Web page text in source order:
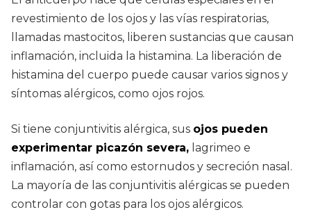
revestimiento de los ojos y las vías respiratorias,
llamadas mastocitos, liberen sustancias que causan
inflamación, incluida la histamina. La liberación de
histamina del cuerpo puede causar varios signos y
síntomas alérgicos, como ojos rojos.
Si tiene conjuntivitis alérgica, sus ojos pueden
experimentar picazón severa, lagrimeo e
inflamación, así como estornudos y secreción nasal.
La mayoría de las conjuntivitis alérgicas se pueden
controlar con gotas para los ojos alérgicos.